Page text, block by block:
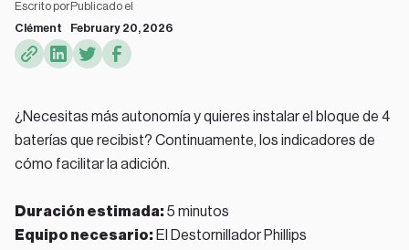
Escrito por
Clément
Publicado el
February 20, 2026
¿Necesitas más autonomía y quieres instalar el bloque de 4
baterías que recibist? Continuamente, los indicadores de
cómo facilitar la adición.
Duración estimada: 5 minutos
Equipo necesario: El Destornillador Phillips